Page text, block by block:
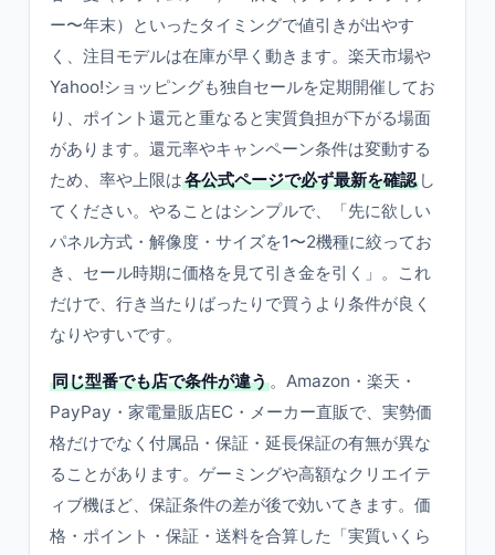
ー〜年末）といったタイミングで値引きが出やす
く、注目モデルは在庫が早く動きます。楽天市場や
Yahoo!ショッピングも独自セールを定期開催してお
り、ポイント還元と重なると実質負担が下がる場面
があります。還元率やキャンペーン条件は変動する
ため、率や上限は各公式ページで必ず最新を確認 し
てください。やることはシンプルで、「先に欲しい
パネル方式・解像度・サイズを1〜2機種に絞ってお
き、セール時期に価格を見て引き金を引く」。これ
だけで、行き当たりばったりで買うより条件が良く
なりやすいです。
同じ型番でも店で条件が違う。Amazon・楽天・
PayPay・家電量販店EC・メーカー直販で、実勢価
格だけでなく付属品・保証・延長保証の有無が異な
ることがあります。ゲーミングや高額なクリエイテ
ィブ機ほど、保証条件の差が後で効いてきます。価
格・ポイント・保証・送料を合算した「実質いくら